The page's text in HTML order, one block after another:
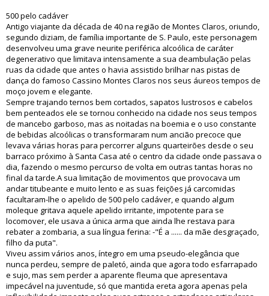
500 pelo cadáver
Antigo viajante da década de 40 na região de Montes Claros, oriundo,
segundo diziam, de família importante de S. Paulo, este personagem
desenvolveu uma grave neurite periférica alcoólica de caráter
degenerativo que limitava intensamente a sua deambulação pelas
ruas da cidade que antes o havia assistido brilhar nas pistas de
dança do famoso Cassino Montes Claros nos seus áureos tempos de
moço jovem e elegante.
Sempre trajando ternos bem cortados, sapatos lustrosos e cabelos
bem penteados ele se tornou conhecido na cidade nos seus tempos
de mancebo garboso, mas as noitadas na boemia e o uso constante
de bebidas alcoólicas o transformaram num ancião precoce que
levava várias horas para percorrer alguns quarteirões desde o seu
barraco próximo à Santa Casa até o centro da cidade onde passava o
dia, fazendo o mesmo percurso de volta em outras tantas horas no
final da tarde.A sua limitação de movimentos que provocava um
andar titubeante e muito lento e as suas feições já carcomidas
facultaram-lhe o apelido de 500 pelo cadáver, e quando algum
moleque gritava aquele apelido irritante, impotente para se
locomover, ele usava a única arma que ainda lhe restava para
rebater a zombaria, a sua língua ferina: -"É a ...... da mãe desgraçado,
filho da puta".
Viveu assim vários anos, íntegro em uma pseudo-elegância que
nunca perdeu, sempre de paletó, ainda que agora todo esfarrapado
e sujo, mas sem perder a aparente fleuma que apresentava
impecável na juventude, só que mantida ereta agora apenas pela